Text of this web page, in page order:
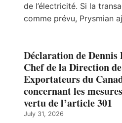
de l’électricité. Si la
comme prévu, Prysmian
Déclaration de Dennis
Chef de la Direction
Exportateurs du
concernant les
vertu de l’article 301
July 31, 2026